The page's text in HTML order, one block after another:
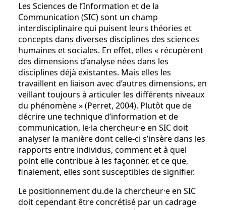
Les Sciences de l’Information et de la
Communication (SIC) sont un champ
interdisciplinaire qui puisent leurs théories et
concepts dans diverses disciplines des sciences
humaines et sociales. En effet, elles « récupèrent
des dimensions d’analyse nées dans les
disciplines déjà existantes. Mais elles les
travaillent en liaison avec d’autres dimensions, en
veillant toujours à articuler les différents niveaux
du phénomène » (Perret, 2004). Plutôt que de
décrire une technique d’information et de
communication, le·la chercheur·e en SIC doit
analyser la manière dont celle-ci s’insère dans les
rapports entre individus, comment et à quel
point elle contribue à les façonner, et ce que,
finalement, elles sont susceptibles de signifier.
Le positionnement du.de la chercheur·e en SIC
doit cependant être concrétisé par un cadrage